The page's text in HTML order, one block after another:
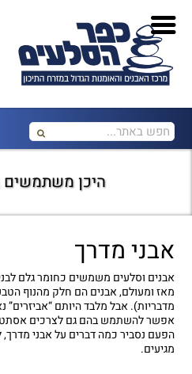
היכן משתמשים
אבני מדרך
אבנים וסלעים משמשים כחומר גלם
מאז ומעולם, אבנים הם חלק מהנוף
מדבריות). אבל מלבד היותם “אביזרים”
אפשר להשתמש בהם גם לצרכים
הפעם נסביר כמה דברים על אבני
מגיעים.